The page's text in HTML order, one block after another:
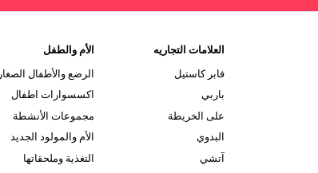
العلامات التجاريه
فابر كاستيل
باربي
على الخريطة
البدوي
آتشي
الأم والطفل
الرضع والأطفال الصغار
اكسسوارات اطفال
مجموعات الأنشطة
الأم والمولود الجديد
التغذية وملحقاتها